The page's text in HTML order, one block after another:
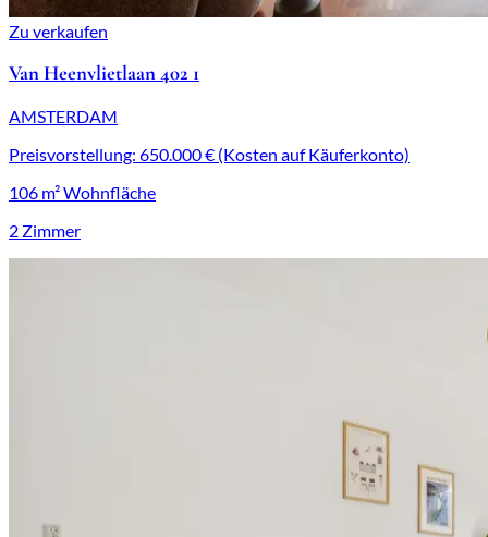
Zu verkaufen
Van Heenvlietlaan 402 1
AMSTERDAM
Preisvorstellung: 650.000 € (Kosten auf Käuferkonto)
106 m² Wohnfläche
2 Zimmer